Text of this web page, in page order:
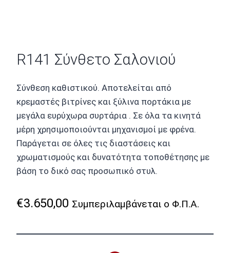
R141 Σύνθετο Σαλονιού
Σύνθεση καθιστικού. Αποτελείται από
κρεμαστές βιτρίνες και ξύλινα πορτάκια με
μεγάλα ευρύχωρα συρτάρια . Σε όλα τα κινητά
μέρη χρησιμοποιούνται μηχανισμοί με φρένα.
Παράγεται σε όλες τις διαστάσεις και
χρωματισμούς και δυνατότητα τοποθέτησης με
βάση το δικό σας προσωπικό στυλ.
€3.650,00 Συμπεριλαμβάνεται ο Φ.Π.Α.